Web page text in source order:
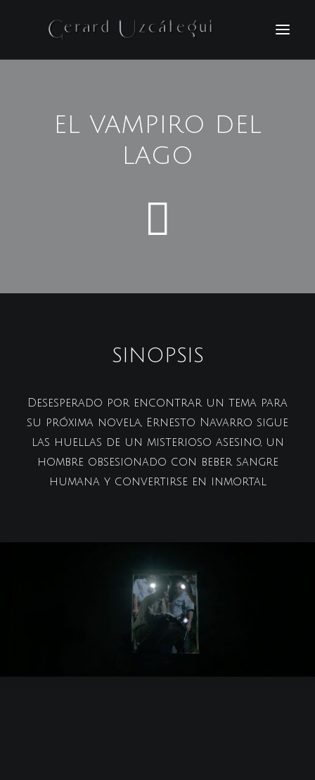
FOTOGRAFIASEL VAMPIRO DEL
LAGO
SINOPSIS
Desesperado por encontrar un tema para
su próxima novela, Ernesto Navarro sigue
las huellas de un misterioso asesino, un
hombre obsesionado con beber sangre
humana y convertirse en inmortal